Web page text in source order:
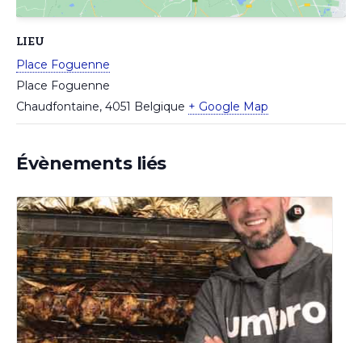
LIEU
Place Foguenne
Place Foguenne
Chaudfontaine, 4051 Belgique + Google Map
Évènements liés